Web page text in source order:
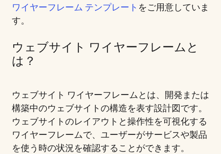
ワイヤーフレーム テンプレート をご用意していま
す。
ウェブサイト ワイヤーフレームと
は？
ウェブサイト ワイヤーフレームとは、開発または
構築中のウェブサイトの構造を表す設計図です。
ウェブサイトのレイアウトと操作性を可視化する
ワイヤーフレームで、ユーザーがサービスや製品
を使う時の状況を確認することができます。